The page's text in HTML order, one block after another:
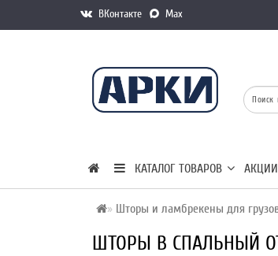
ВКонтакте Max
КАТАЛОГ ТОВАРОВ АКЦИИ
Шторы и ламбрекены для
ШТОРЫ В СПАЛЬНЫЙ